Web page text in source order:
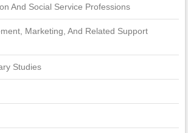
And Social Service Professions
Marketing, And Related Support
Studies